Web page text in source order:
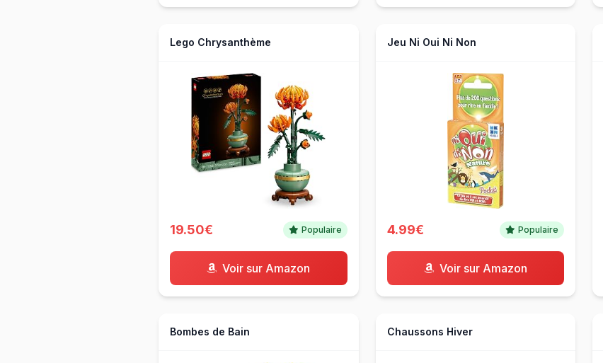
Lego Chrysanthème
19.50€ Populaire
Voir sur Amazon
Jeu Ni Oui Ni Non
4.99€ Populaire
Voir sur Amazon
Bombes de Bain Chaussons Hiver